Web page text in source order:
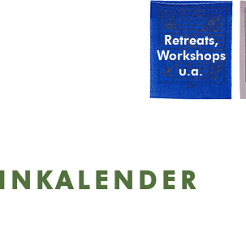
Retreats,
Workshops
u.a.